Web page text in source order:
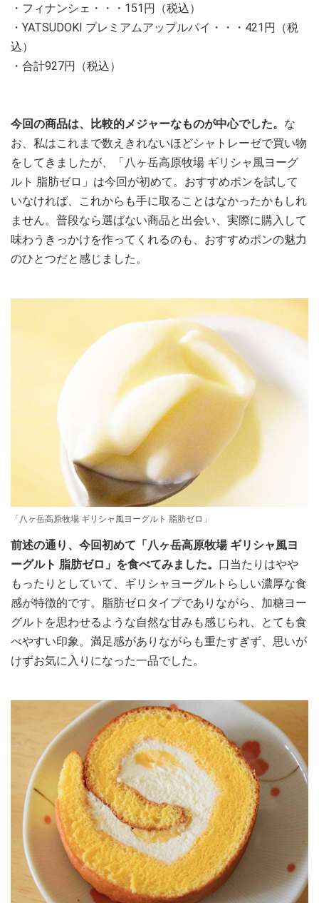
・フィナンシェ・・・151円（税込）
・YATSUDOKI プレミアムアップルパイ・・・421円（税
込）
・合計927円（税込）
今回の商品は、比較的メジャーなものが中心でした。 な
お、私はこれまで数えきれないほどシャトレーゼで買い物
をしてきましたが、「八ヶ岳高原牧場 ギリシャ風ヨーグ
ルト 脂肪ゼロ」は今回が初めて。おすすめポンを試して
いなければ、これからも手に取ることはなかったかもしれ
ません。普段なら選ばない商品と出会い、実際に購入して
味わうきっかけを作ってくれるのも、おすすめポンの魅力
のひとつだと感じました。
「八ヶ岳高原牧場 ギリシャ風ヨーグルト 脂肪ゼロ」
前述の通り、今回初めて「八ヶ岳高原牧場 ギリシャ風ヨ
ーグルト 脂肪ゼロ」を食べてみました。 口当たりはやや
もったりとしていて、ギリシャヨーグルトらしい濃厚な食
感が特徴的です。脂肪ゼロタイプでありながら、加糖ヨー
グルトを思わせるような自然な甘みも感じられ、とても食
べやすい印象。満足感がありながらも重たすぎず、思いが
けずお気に入りになった一品でした。